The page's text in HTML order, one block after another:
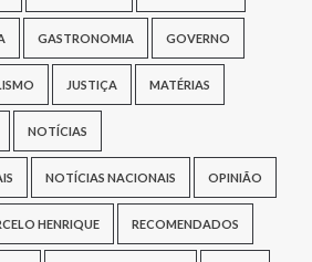
GASTRONOMIA GOVERNO
JUSTIÇA MATÉRIAS
NOTÍCIAS
NOTÍCIAS NACIONAIS OPINIÃO
HENRIQUE RECOMENDADOS